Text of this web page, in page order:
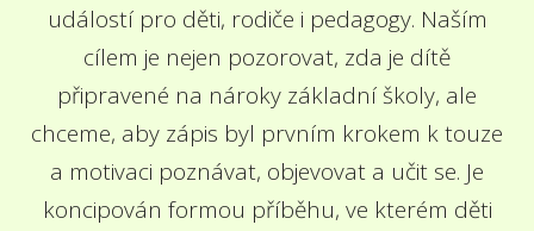
událostí pro děti, rodiče i pedagogy. Naším
cílem je nejen pozorovat, zda je dítě
připravené na nároky základní školy, ale
chceme, aby zápis byl prvním krokem k touze
a motivaci poznávat, objevovat a učit se. Je
koncipován formou příběhu, ve kterém děti